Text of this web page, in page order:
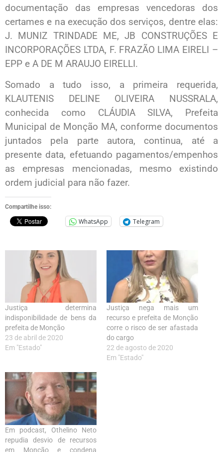
documentação das empresas vencedoras dos
certames e na execução dos serviços, dentre elas:
J. MUNIZ TRINDADE ME, JB CONSTRUÇÕES E
INCORPORAÇÕES LTDA, F. FRAZÃO LIMA EIRELI –
EPP e A DE M ARAUJO EIRELLI.
Somado a tudo isso, a primeira requerida,
KLAUTENIS DELINE OLIVEIRA NUSSRALA,
conhecida como CLÁUDIA SILVA, Prefeita
Municipal de Monção MA, conforme documentos
juntados pela parte autora, continua, até a
presente data, efetuando pagamentos/empenhos
as empresas mencionadas, mesmo existindo
ordem judicial para não fazer.
Compartilhe isso:
WhatsApp Telegram
Justiça determina
indisponibilidade de bens da
prefeita de Monção
23 de abril de 2020
Em "Estado"
Justiça nega mais um
recurso e prefeita de Monção
corre o risco de ser afastada
do cargo
22 de agosto de 2020
Em "Estado"
Em podcast, Othelino Neto
repudia desvio de recursos
em Monção e condena